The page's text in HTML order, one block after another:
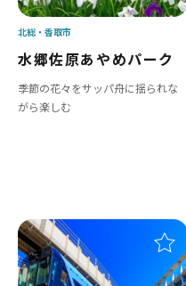
水郷佐原あやめパーク
季節の花々をサッパ舟に揺られな
がら楽しむ
北総 香取市